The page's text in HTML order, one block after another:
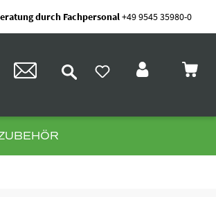
durch Fachpersonal+49 9545 35980-0